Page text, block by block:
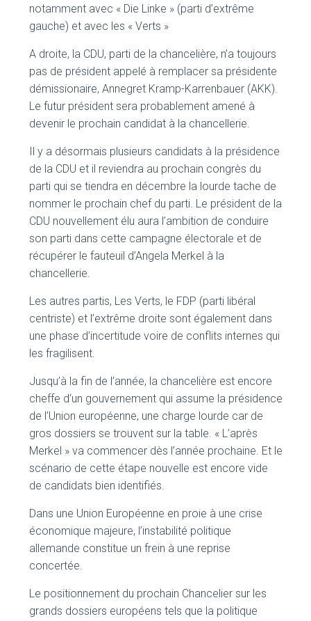
notamment avec « Die Linke » (parti d’extrême
gauche) et avec les « Verts »
A droite, la CDU, parti de la chancelière, n’a toujours
pas de président appelé à remplacer sa présidente
démissionaire, Annegret Kramp-Karrenbauer (AKK).
Le futur président sera probablement amené à
devenir le prochain candidat à la chancellerie.
Il y a désormais plusieurs candidats à la présidence
de la CDU et il reviendra au prochain congrès du
parti qui se tiendra en décembre la lourde tache de
nommer le prochain chef du parti. Le président de la
CDU nouvellement élu aura l’ambition de conduire
son parti dans cette campagne électorale et de
récupérer le fauteuil d’Angela Merkel à la
chancellerie.
Les autres partis, Les Verts, le FDP (parti libéral
centriste) et l’extrême droite sont également dans
une phase d’incertitude voire de conflits internes qui
les fragilisent.
Jusqu’à la fin de l’année, la chancelière est encore
cheffe d‘un gouvernement qui assume la présidence
de l’Union européenne, une charge lourde car de
gros dossiers se trouvent sur la table. « L’après
Merkel » va commencer dès l’année prochaine. Et le
scénario de cette étape nouvelle est encore vide
de candidats bien identifiés.
Dans une Union Européenne en proie à une crise
économique majeure, l’instabilité politique
allemande constitue un frein à une reprise
concertée.
Le positionnement du prochain Chancelier sur les
grands dossiers européens tels que la politique